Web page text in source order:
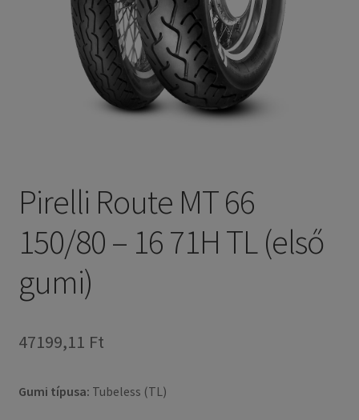
Pirelli Route MT 66
150/80 – 16 71H TL (első
gumi)
47199,11 Ft
Gumi típusa: Tubeless (TL)